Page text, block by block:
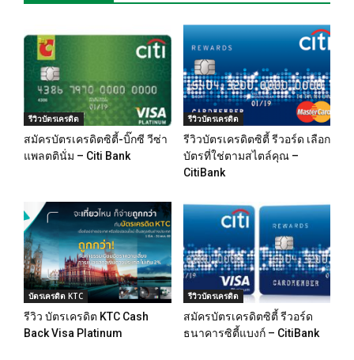
รีวิวบัตรเครดิต
สมัครบัตรเครดิตซิตี้-บิ๊กซี วีซ่า
แพลตตินั่ม – Citi Bank
รีวิวบัตรเครดิต
รีวิวบัตรเครดิตซิตี้ รีวอร์ด เลือก
บัตรที่ใช่ตามสไตล์คุณ –
CitiBank
บัตรเครดิต KTC
รีวิว บัตรเครดิต KTC Cash
Back Visa Platinum
รีวิวบัตรเครดิต
สมัครบัตรเครดิตซิตี้ รีวอร์ด
ธนาคารซิตี้แบงก์ – CitiBank